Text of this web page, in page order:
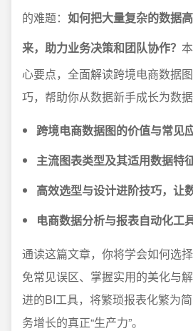
的难题： 如何把大量复杂的数据
来，助力业务决策和团队协作？
心要点，全面解读跨境电商数据
巧，帮助你从数据新手成长为数据
跨境电商数据图的价值与常见
主流图表类型及其适用数据特
高效选型与设计进阶技巧，让
电商数据分析与报表自动化工
通读这篇文章，你将学会如何选
免常见误区、掌握实用的美化与
进的BI工具，将繁琐报表化繁为
务增长的真正“生产力”。